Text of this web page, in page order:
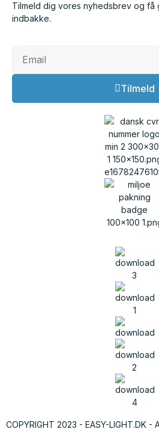
Tilmeld dig vores nyhedsbrev og få
indbakke.
Tilmeld
COPYRIGHT 2023 - EASY-LIGHT.DK -